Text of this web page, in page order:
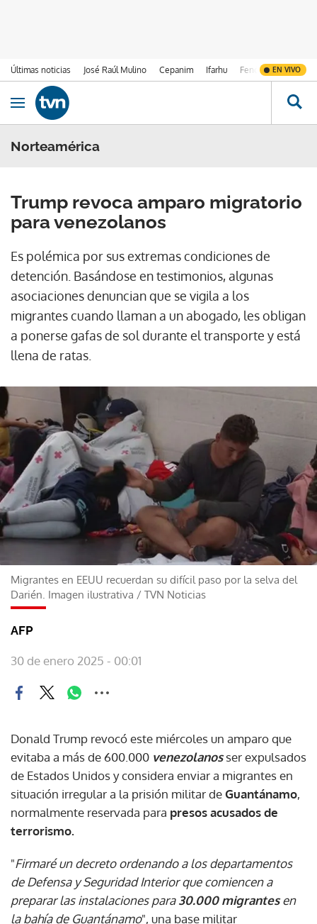
Últimas noticias José Raúl Mulino Cepanim Ifarhu Fenómeno de El
EN VIVO
Ir al contenido
Obrir navegació
Norteamérica
Trump revoca amparo migratorio
para venezolanos
Es polémica por sus extremas condiciones de
detención. Basándose en testimonios, algunas
asociaciones denuncian que se vigila a los
migrantes cuando llaman a un abogado, les obligan
a ponerse gafas de sol durante el transporte y está
llena de ratas.
Migrantes en EEUU recuerdan su difícil paso por la selva del
Darién. Imagen ilustrativa / TVN Noticias
AFP
30 de enero 2025 - 00:01
Donald Trump revocó este miércoles un amparo que
evitaba a más de 600.000 venezolanosser expulsados
de Estados Unidos y considera enviar a migrantes en
situación irregular a la prisión militar deGuantánamo,
normalmente reservada para presos acusados de
terrorismo.
"Firmaré un decreto ordenando a los departamentos
de Defensa y Seguridad Interior que comiencen a
preparar las instalaciones para30.000 migrantesen
la bahía de Guantánamo", una base militar